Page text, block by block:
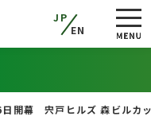
JP
EN
日開幕 宍戸ヒルズ 森ビルカ